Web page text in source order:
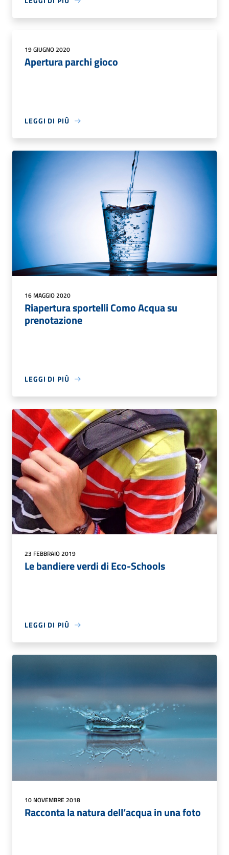
19 GIUGNO 2020
Apertura parchi gioco
LEGGI DI PIÙ
16 MAGGIO 2020
Riapertura sportelli Como Acqua su
prenotazione
LEGGI DI PIÙ
23 FEBBRAIO 2019
Le bandiere verdi di Eco-Schools
LEGGI DI PIÙ
10 NOVEMBRE 2018
Racconta la natura dell’acqua in una foto